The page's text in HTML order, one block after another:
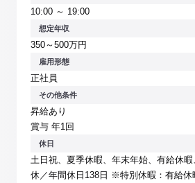
10:00 ～ 19:00
想定年収
350～500万円
雇用形態
正社員
その他条件
昇給あり
賞与 年1回
休日
土日祝、夏季休暇、年末年始、有給休
休／年間休日138日 ※特別休暇：有給休